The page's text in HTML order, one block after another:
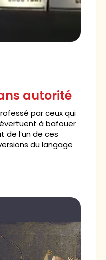
autorité
par ceux qui
à bafouer
de l’un de ces
du langage